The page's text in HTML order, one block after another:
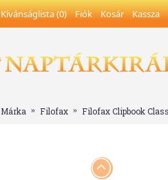
Kívánságlista (0) Fiók Kosár Kassza
Márka Filofax Filofax Clipbook